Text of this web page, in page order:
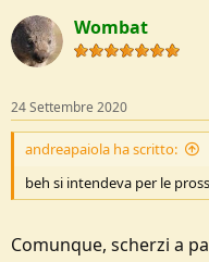
Wombat
24 Settembre 2020
andreapaiola ha scritto:
beh si intendeva per le
Comunque, scherzi a